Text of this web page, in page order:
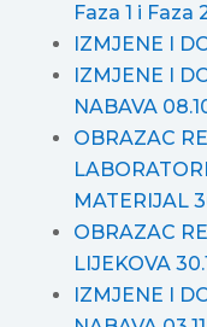
Faza 1 i Faza
IZMJENE I
IZMJENE I
NABAVA
OBRAZAC
MATERIJAL
OBRAZAC
LIJEKOVA
IZMJENE I